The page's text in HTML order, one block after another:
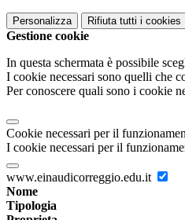
Personalizza Rifiuta tutti i cookies
Gestione cookie
In questa schermata è possibile
I cookie necessari sono quelli che
Per conoscere quali sono i cookie
Cookie necessari per il
I cookie necessari per il
www.einaudicorreggio.edu.it
Nome
Tipologia